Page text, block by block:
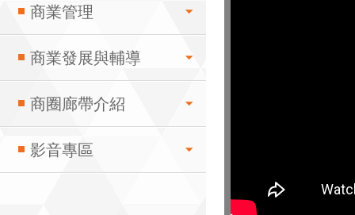
商業管理
商業發展與輔導
商圈廊帶介紹
影音專區